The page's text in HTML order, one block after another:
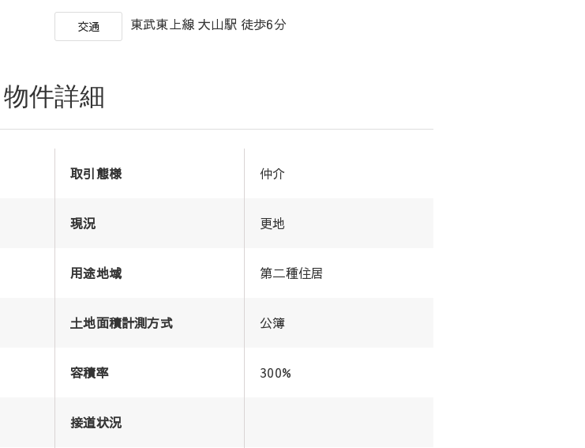
交通 東武東上線 大山駅 徒歩6分
物件詳細
取引態様 仲介
現況 更地
用途地域 第二種住居
土地面積計測方式 公簿
容積率 300%
接道状況